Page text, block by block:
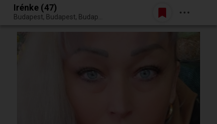
Egy jó randiból bármi lehet.
Belépés
Irénke (47)